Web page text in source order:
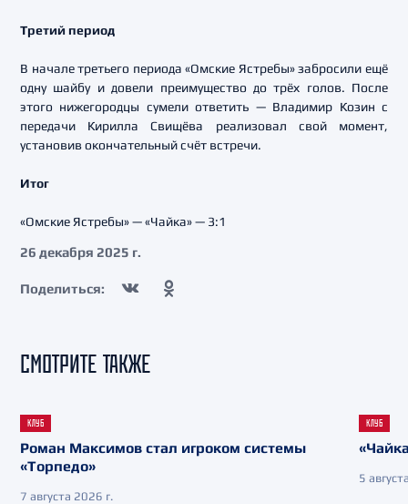
Третий период
В начале третьего периода «Омские Ястребы» забросили ещё
одну шайбу и довели преимущество до трёх голов. После
этого нижегородцы сумели ответить — Владимир Козин с
передачи Кирилла Свищёва реализовал свой момент,
установив окончательный счёт встречи.
Итог
«Омские Ястребы» — «Чайка» — 3:1
26 декабря 2025 г.
Поделиться:
СМОТРИТЕ ТАКЖЕ
КЛУБ
Роман Максимов стал игроком системы
«Торпедо»
7 августа 2026 г.
КЛУБ
5